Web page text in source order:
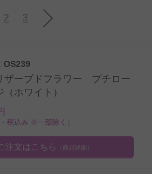
2 3
OS239
ーブドフラワー プチロー
（ホワイト）
税込み ※一部除く）
注文はこちら （商品詳細）